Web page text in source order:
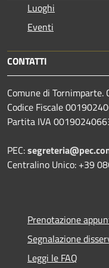
Luoghi
Eventi
CONTATTI
Comune di
Codice Fiscale
Partita IVA
PEC:
Centralino Unico: +39
Prenotazione
Segnalazione
Leggi le FAQ